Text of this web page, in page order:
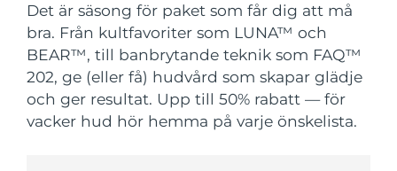
Det är säsong för paket som får dig att må
bra. Från kultfavoriter som LUNA™ och
BEAR™, till banbrytande teknik som FAQ™
202, ge (eller få) hudvård som skapar glädje
och ger resultat. Upp till 50% rabatt — för
vacker hud hör hemma på varje önskelista.
FAQ™ Dual LED Panel
POPULÄR
USA Förväntad leverans 8/11/26
Storbritannien Förväntad leverans8/10/26
Spanien Förväntad leverans8/10/26